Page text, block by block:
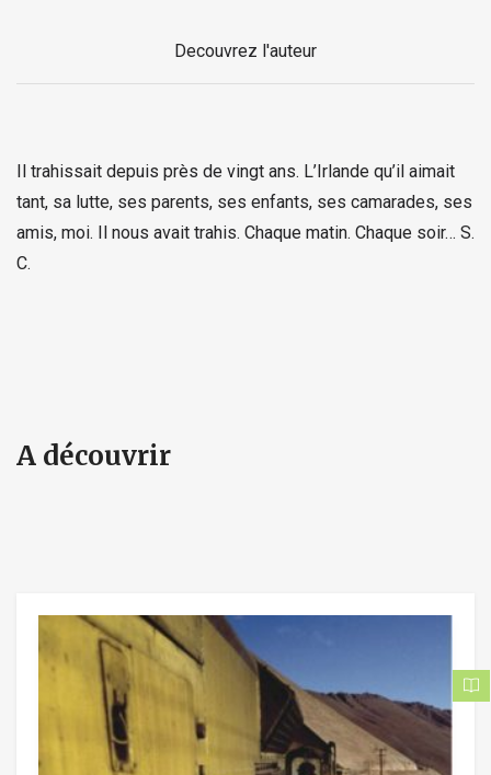
Decouvrez l'auteur
Il trahissait depuis près de vingt ans. L’Irlande qu’il aimait
tant, sa lutte, ses parents, ses enfants, ses camarades, ses
amis, moi. Il nous avait trahis. Chaque matin. Chaque soir… S.
C.
A découvrir